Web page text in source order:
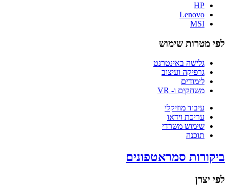
HP
Lenovo
MSI
לפי מטרות שימוש
גלישה באינטרנט
גרפיקה ועיצוב
לימודים
משחקים ו- VR
עיבוד מוזיקלי
עריכת וידאו
שימוש משרדי
תוכנה
ביקורות סמראטפונים
לפי יצרן